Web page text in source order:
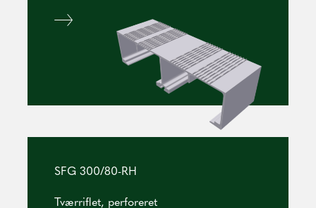
SFG 300/80-RH
Tværriflet, perforeret